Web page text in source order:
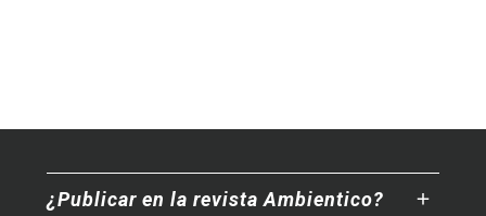
¿Publicar en la revista Ambientico?